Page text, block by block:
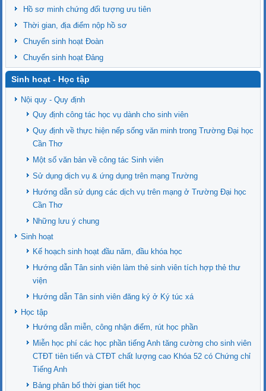
Hồ sơ minh chứng đối tượng ưu tiên
Thời gian, địa điểm nộp hồ sơ
Chuyển sinh hoạt Đoàn
Chuyển sinh hoạt Đảng
Sinh hoạt - Học tập
Nội quy - Quy định
Quy định công tác học vụ dành cho sinh viên
Quy định về thực hiện nếp sống văn minh trong Trường Đại học
Cần Thơ
Một số văn bản về công tác Sinh viên
Sử dụng dịch vụ & ứng dụng trên mạng Trường
Hướng dẫn sử dụng các dịch vụ trên mạng ở Trường Đại học
Cần Thơ
Những lưu ý chung
Sinh hoạt
Kế hoạch sinh hoạt đầu năm, đầu khóa học
Hướng dẫn Tân sinh viên làm thẻ sinh viên tích hợp thẻ thư
viện
Hướng dẫn Tân sinh viên đăng ký ở Ký túc xá
Học tập
Hướng dẫn miễn, công nhận điểm, rút học phần
Miễn học phí các học phần tiếng Anh tăng cường cho sinh viên
CTĐT tiên tiến và CTĐT chất lượng cao Khóa 52 có Chứng chỉ
Tiếng Anh
Bảng phân bố thời gian tiết học